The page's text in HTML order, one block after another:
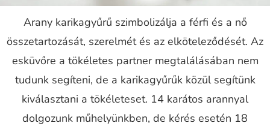
Arany karikagyűrű szimbolizálja a férfi és a nő
összetartozását, szerelmét és az elköteleződését. Az
esküvőre a tökéletes partner megtalálásában nem
tudunk segíteni, de a karikagyűrűk közül segítünk
kiválasztani a tökéleteset. 14 karátos arannyal
dolgozunk műhelyünkben, de kérés esetén 18